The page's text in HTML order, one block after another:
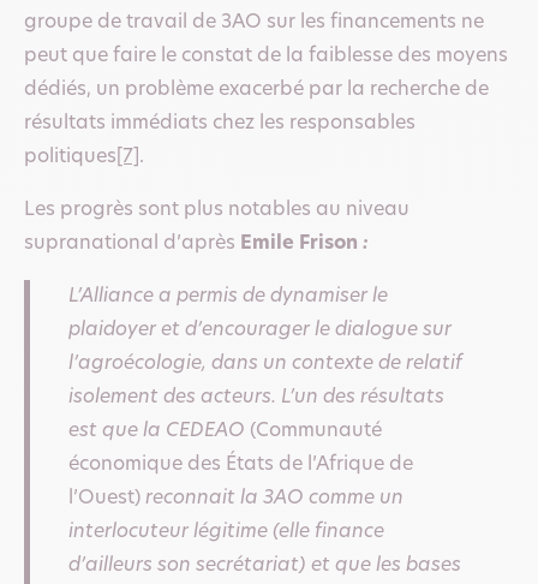
groupe de travail de 3AO sur les financements ne
peut que faire le constat de la faiblesse des moyens
dédiés, un problème exacerbé par la recherche de
résultats immédiats chez les responsables
politiques [7] .
Les progrès sont plus notables au niveau
supranational d’après Emile Frison :
L’Alliance a permis de dynamiser le
plaidoyer et d’encourager le dialogue sur
l’agroécologie, dans un contexte de relatif
isolement des acteurs. L’un des résultats
est que la CEDEAO (Communauté
économique des États de l’Afrique de
l’Ouest) reconnait la 3AO comme un
interlocuteur légitime (elle finance
d’ailleurs son secrétariat) et que les bases